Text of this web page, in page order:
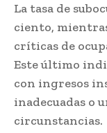
La tasa de
ciento,
críticas de
Este último
con ingresos
inadecuadas o
circunstancias.